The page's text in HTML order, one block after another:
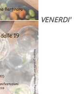
VENERDI'